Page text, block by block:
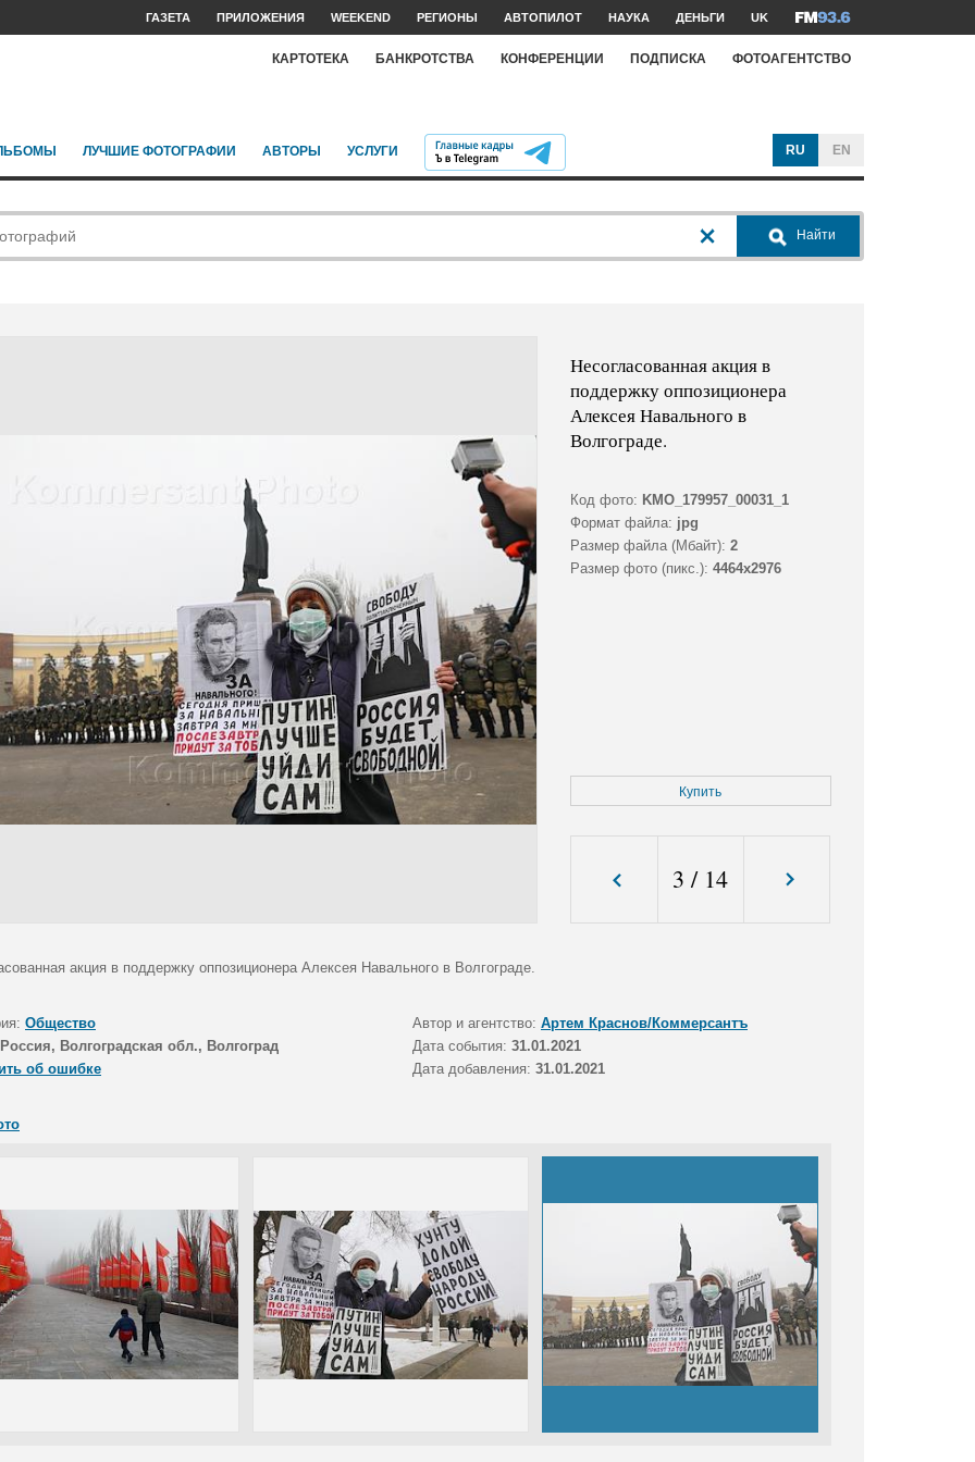
ГАЗЕТА ПРИЛОЖЕНИЯ WEEKEND РЕГИОНЫ АВТОПИЛОТ НАУКА ДЕНЬГИ UK
КАРТОТЕКА БАНКРОТСТВА КОНФЕРЕНЦИИ ПОДПИСКА ФОТОАГЕНТСТВО
ЛУЧШИЕ ФОТОГРАФИИ АВТОРЫ УСЛУГИ RU EN
Найти
Несогласованная акция в
поддержку оппозиционера
Алексея Навального в
Волгограде.
Код фото: KMO_179957_00031_1
Формат файла: jpg
Размер файла (Мбайт): 2
Размер фото (пикс.): 4464x2976
Купить
3 / 14
акция в поддержку оппозиционера Алексея Навального в Волгограде.
Общество Автор и агентство: Артем Краснов/Коммерсантъ
Россия, Волгоградская обл., Волгоград Дата события: 31.01.2021
об ошибке
Дата добавления: 31.01.2021